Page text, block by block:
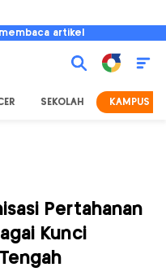
artikel
SEKOLAH KAMPUS
Pertahanan
Kunci